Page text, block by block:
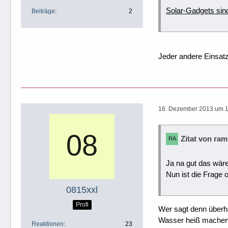
Beiträge 2 Solar-Gadgets
Jeder andere
0815xxl
Profi
Reaktionen 23
16. Dezember 2013 um
Zitat von ram
Ja na gut das
Nun ist die Frage
Wer sagt denn
Wasser heiß